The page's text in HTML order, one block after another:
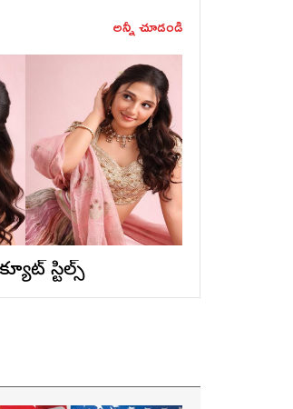
అన్నీ చూడండి
స్టిల్స్